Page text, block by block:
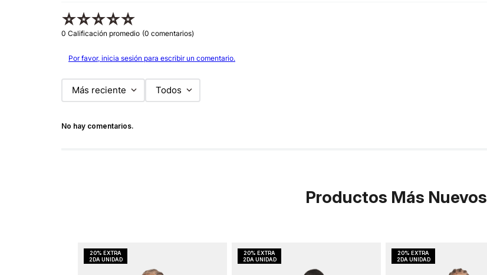
☆☆☆☆☆
0 Calificación promedio (0 comentarios)
Por favor, inicia sesión para escribir un comentario.
Más reciente Todos
No hay comentarios.
Productos Más Nuevos